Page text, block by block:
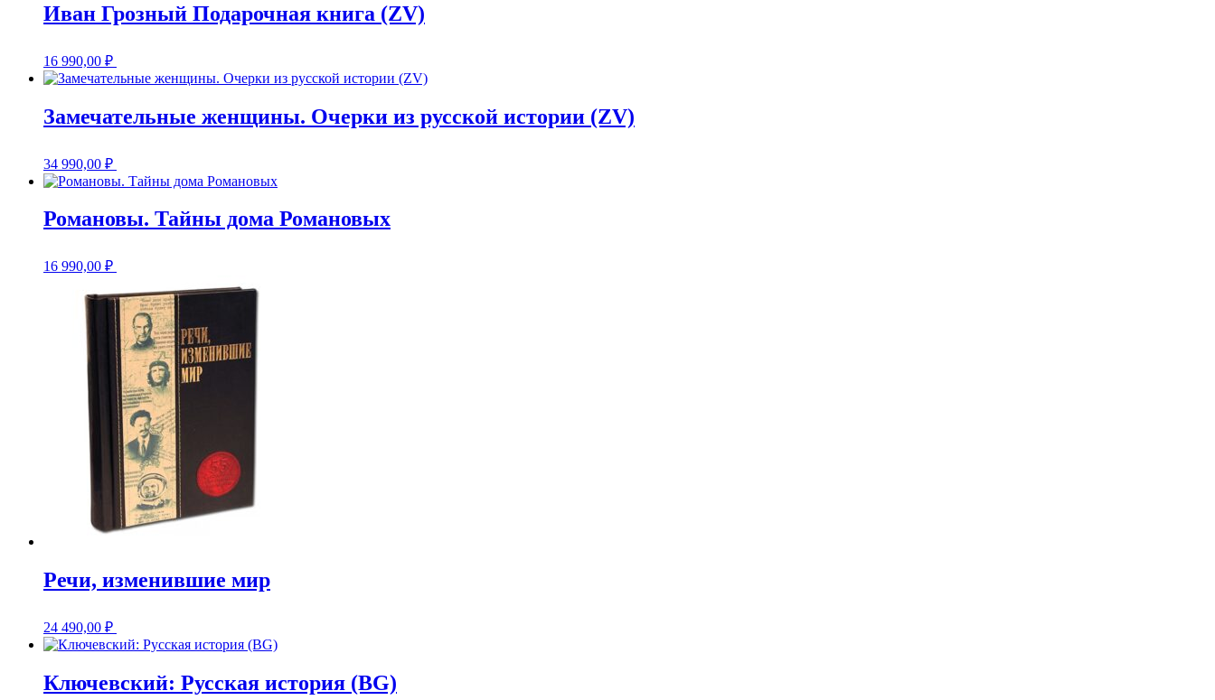
Иван Грозный Подарочная книга (ZV)
16 990,00 ₽
Замечательные женщины. Очерки из русской истории (ZV)
34 990,00 ₽
Романовы. Тайны дома Романовых
16 990,00 ₽
Речи, изменившие мир
24 490,00 ₽
Ключевский: Русская история (BG)